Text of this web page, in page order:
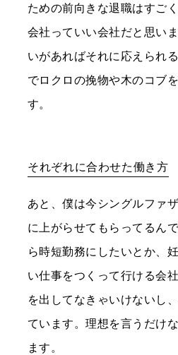
ための前向きな退職はすご
会社っていい会社だと思い
いがあればそれに応えられ
でロクロの挽物や木のコブ
す。
それぞれに合わせた働き方
あと、僕は今シングルファ
に上がらせてもらってるん
ら時短勤務にしたいとか、
い仕事をつくって行ける会
を出してなきゃいけないし
ています。理想を言うだけ
ます。